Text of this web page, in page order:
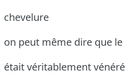
chevelure
on peut même dire que le
était véritablement